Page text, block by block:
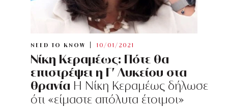
NEED TO KNOW 10/01/2021
Νίκη Κεραμέως: Πότε θα
επιστρέψει η Γ’ Λυκείου στα
θρανία Η Νίκη Κεραμέως δήλωσε
ότι «είμαστε απόλυτα έτοιμοι»